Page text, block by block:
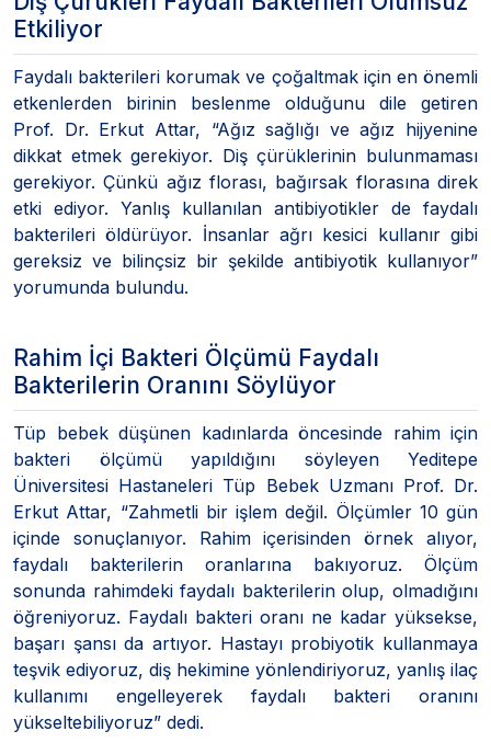
Etkiliyor
Faydalı bakterileri korumak ve çoğaltmak için en önemli
etkenlerden birinin beslenme olduğunu dile getiren
Prof. Dr. Erkut Attar, “Ağız sağlığı ve ağız hijyenine
dikkat etmek gerekiyor. Diş çürüklerinin bulunmaması
gerekiyor. Çünkü ağız florası, bağırsak florasına direk
etki ediyor. Yanlış kullanılan antibiyotikler de faydalı
bakterileri öldürüyor. İnsanlar ağrı kesici kullanır gibi
gereksiz ve bilinçsiz bir şekilde antibiyotik kullanıyor”
yorumunda bulundu.
Rahim İçi Bakteri Ölçümü Faydalı
Bakterilerin Oranını Söylüyor
Tüp bebek düşünen kadınlarda öncesinde rahim için
bakteri ölçümü yapıldığını söyleyen Yeditepe
Üniversitesi Hastaneleri Tüp Bebek Uzmanı Prof. Dr.
Erkut Attar, “Zahmetli bir işlem değil. Ölçümler 10 gün
içinde sonuçlanıyor. Rahim içerisinden örnek alıyor,
faydalı bakterilerin oranlarına bakıyoruz. Ölçüm
sonunda rahimdeki faydalı bakterilerin olup, olmadığını
öğreniyoruz. Faydalı bakteri oranı ne kadar yüksekse,
başarı şansı da artıyor. Hastayı probiyotik kullanmaya
teşvik ediyoruz, diş hekimine yönlendiriyoruz, yanlış ilaç
kullanımı engelleyerek faydalı bakteri oranını
yükseltebiliyoruz” dedi.